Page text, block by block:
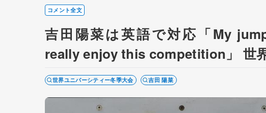
コメント全文
吉田陽菜は英語で対応「My
really enjoy this competition」 世
世界ユニバーシティー冬季大会 吉田 陽菜